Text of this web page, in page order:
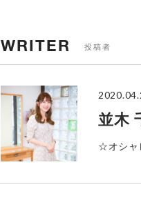
WRITER 投稿者
並木
☆オシャ